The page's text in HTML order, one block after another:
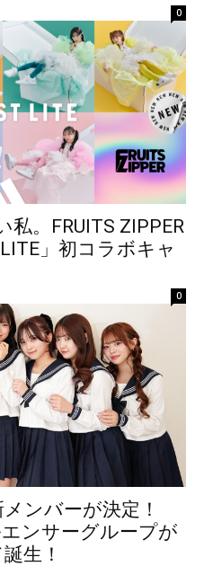
0
。FRUITS ZIPPER
」初コラボキャ
0
ンバーが決定！
ンサーグループが
生！